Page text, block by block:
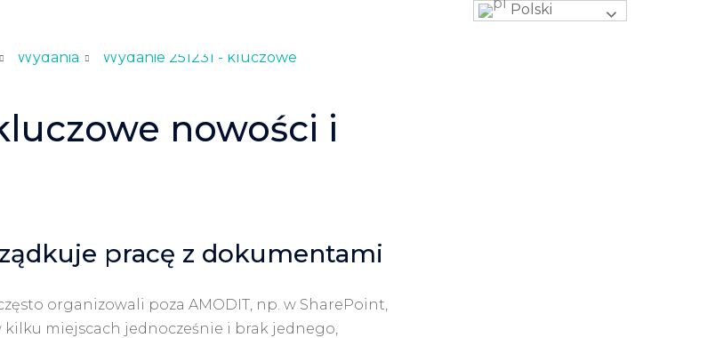
Wydania
Wydanie 251231 - kluczowe
nowości i
pracę z dokumentami
organizowali poza AMODIT, np. w SharePoint,
kilku miejscach jednocześnie i brak jednego,
Polski